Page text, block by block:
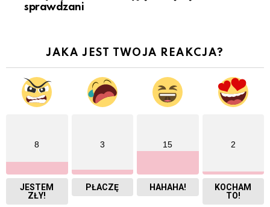
sprawdzani
JAKA JEST TWOJA REAKCJA?
8
JESTEM
ZŁY!
3
PŁACZĘ
15
HAHAHA!
2
KOCHAM
TO!